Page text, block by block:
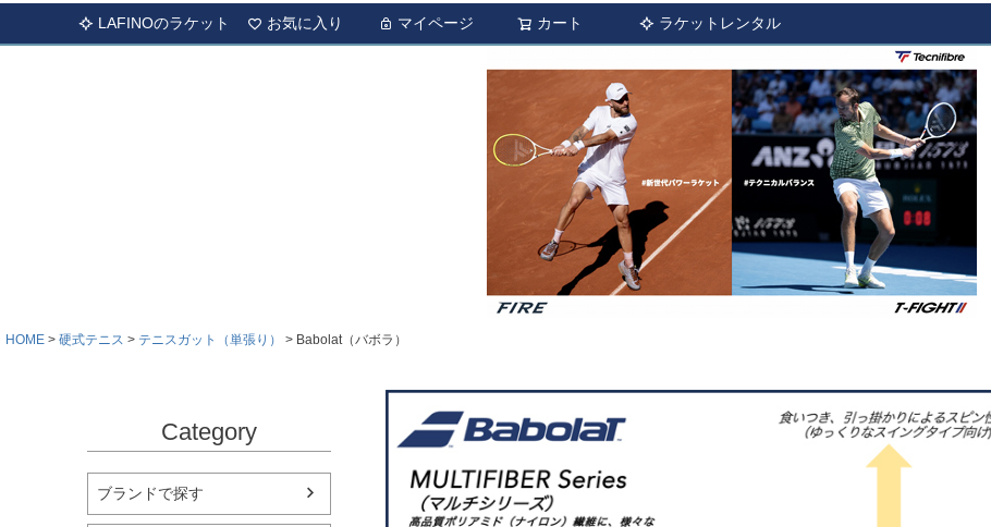
LAFINOのラケット お気に入り マイページ カート ラケットレンタル
HOME 硬式テニス テニスガット（単張り） Babolat（バボラ）
Category
ブランドで探す